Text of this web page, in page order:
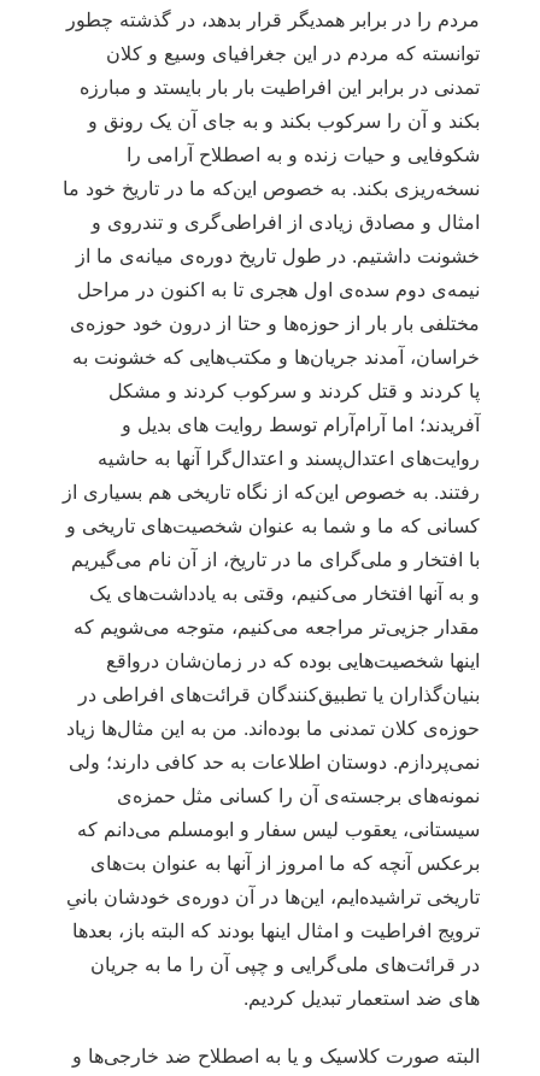
مردم را در برابر همدیگر قرار بدهد، در گذشته چطور
توانسته که مردم در این جغرافیای وسیع و کلان
تمدنی در برابر این افراطیت بار بار بایستد و مبارزه
بکند و آن را سرکوب بکند و به جای آن یک رونق و
شکوفایی و حیات زنده و به اصطلاح آرامی را
نسخه‌ریزی بکند. به خصوص این‌که ما در تاریخ خود ما
امثال و مصادق زیادی از افراطی‌گری و تندروی و
خشونت داشتیم. در طول تاریخ دوره‌ی میانه‌ی ما از
نیمه‌ی دوم سده‌ی اول هجری تا به اکنون در مراحل
مختلفی بار بار از حوزه‌ها و حتا از درون خود حوزه‌ی
خراسان، آمدند جریان‌ها و مکتب‌هایی که خشونت به
پا کردند و قتل کردند و سرکوب کردند و مشکل
آفریدند؛ اما آرام‌آرام توسط روایت های بدیل و
روایت‌های اعتدال‌پسند و اعتدال‌گرا آنها به حاشیه
رفتند. به خصوص این‌که از نگاه تاریخی هم بسیاری از
کسانی که ما و شما به عنوان شخصیت‌های تاریخی و
با افتخار و ملی‌گرای ما در تاریخ، از آن نام می‌گیریم
و به آنها افتخار می‌کنیم، وقتی به یادداشت‌های یک
مقدار جزیی‌تر مراجعه می‌کنیم، متوجه می‌شویم که
اینها شخصیت‌هایی بوده که در زمان‌شان درواقع
بنیان‌گذاران یا تطبیق‌کنندگان قرائت‌های افراطی در
حوزه‌ی کلان تمدنی ما بوده‌اند. من به این مثال‌ها زیاد
نمی‌پردازم. دوستان اطلاعات به حد کافی دارند؛ ولی
نمونه‌های برجسته‌ی آن را کسانی مثل حمزه‌ی
سیستانی، یعقوب لیس سفار و ابومسلم می‌دانم که
برعکس آنچه که ما امروز از آنها به عنوان بت‌های
تاریخی تراشیده‌ایم، این‌ها در آن دوره‌ی خودشان بانیِ
ترویج افراطیت و امثال اینها بودند که البته باز، بعدها
در قرائت‌های ملی‌گرایی و چپی آن را ما به جریان
های ضد استعمار تبدیل کردیم.
البته صورت کلاسیک و یا به اصطلاح ضد خارجی‌ها و